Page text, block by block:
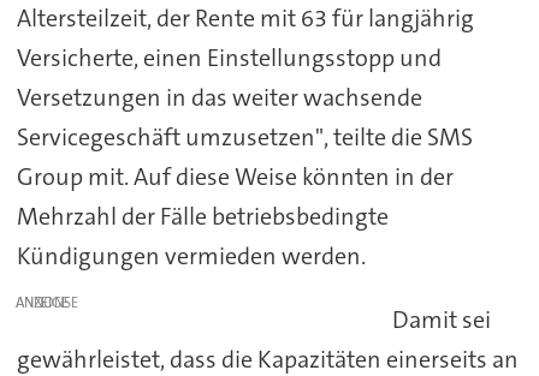
Altersteilzeit, der Rente mit 63 für langjährig
Versicherte, einen Einstellungsstopp und
Versetzungen in das weiter wachsende
Servicegeschäft umzusetzen", teilte die SMS
Group mit. Auf diese Weise könnten in der
Mehrzahl der Fälle betriebsbedingte
Kündigungen vermieden werden.
ANZEIGE
Damit sei
gewährleistet, dass die Kapazitäten einerseits an